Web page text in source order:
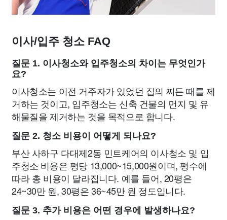
이사/입주 청소 FAQ
질문 1. 이사청소와 입주청소의 차이는 무엇인가
요?
이사청소는 이전 거주자가 있었던 집의 찌든 때를 제
거하는 것이고, 입주청소는 신축 건물의 먼지 및 유
해물질을 제거하는 것을 목적으로 합니다.
질문 2. 청소 비용이 어떻게 되나요?
부산 사하구 다대제2동 민트케어의 이사청소 및 입
주청소 비용은 평당 13,000~15,000원이며, 평수에
따라 총 비용이 달라집니다. 예를 들어, 20평은
24~30만 원, 30평은 36~45만 원 정도입니다.
질문 3. 추가 비용은 어떤 경우에 발생하나요?